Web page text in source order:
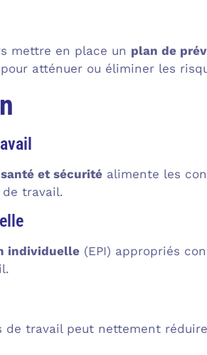
mettre en place un plan de
atténuer ou éliminer les
santé et sécuritéalimente les
travail.
individuelle(EPI) appropriés
travail peut nettement